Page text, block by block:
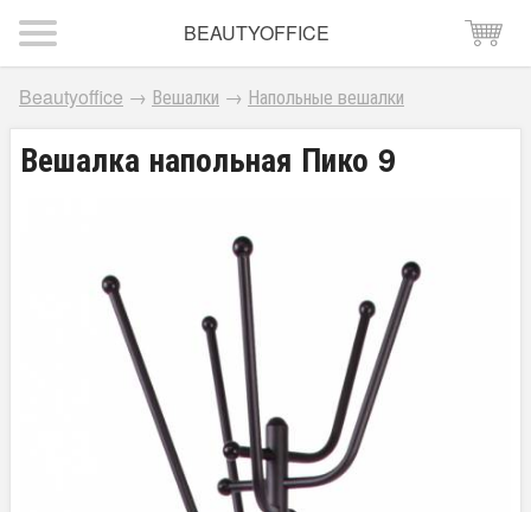
BEAUTYOFFICE
Beautyoffice → Вешалки → Напольные вешалки
Вешалка напольная Пико 9